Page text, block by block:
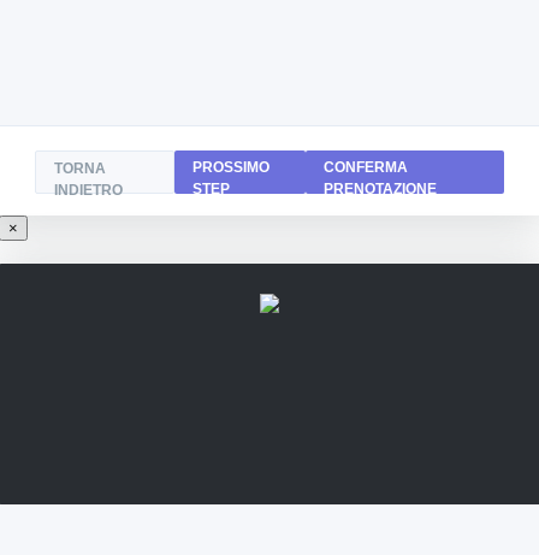
TORNA
INDIETRO
PROSSIMO
STEP
CONFERMA
PRENOTAZIONE
×